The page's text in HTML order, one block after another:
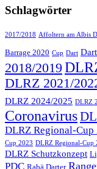
Schlagwörter
2017/2018 Affoltern am Albis
Barrage 2020 Cup Dart
2018/2019
DLRZ 2021/
DLRZ 2024/2025 DLRZ
Coronavirus
DLRZ Regional-Cup
Cup 2023 DLRZ Regional-Cup
DLRZ Schutzkonzept
PDC Rabä Darter